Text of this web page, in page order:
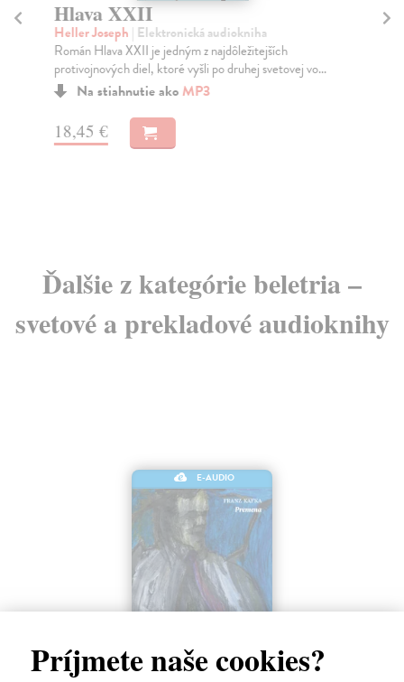
Príjmete naše cookies?
Hlava XXII
Heller Joseph | Elektronická audiokniha
Román Hlava XXII je jedným z najdôležitejších
protivojnových diel, ktoré vyšli po druhej svetovej vo...
Na stiahnutie akoMP3
18,45 €
Ďalšie z kategórie beletria –
svetové a prekladové audioknihy
E-AUDIO
Premena
Franz Kafka| Elektronická audiokniha